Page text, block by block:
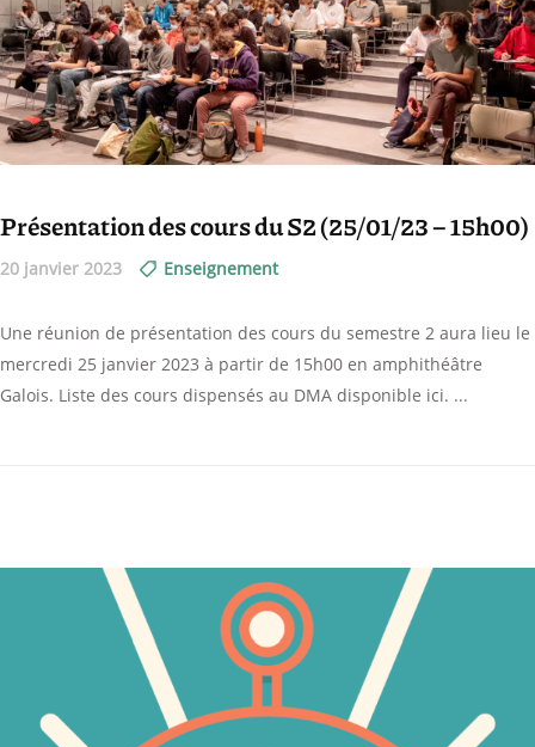
Présentation des cours du S2 (25/01/23 – 15h00)
20 janvier 2023 Enseignement
Une réunion de présentation des cours du semestre 2 aura lieu le
mercredi 25 janvier 2023 à partir de 15h00 en amphithéâtre
Galois. Liste des cours dispensés au DMA disponible ici.